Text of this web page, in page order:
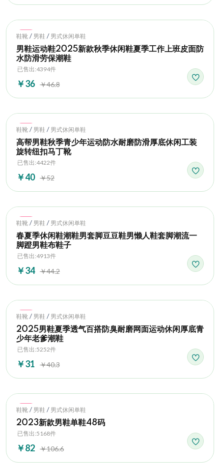
Hot
鞋靴 / 男鞋 / 男式休闲单鞋
男鞋运动鞋2025新款秋季休闲鞋夏季工作上班皮面防
水防滑劳保潮鞋
已售出:4394件
￥36 ￥46.8
Hot
鞋靴 / 男鞋 / 男式休闲单鞋
高帮男鞋秋季青少年运动防水耐磨防滑厚底休闲工装
旋转纽扣马丁靴
已售出:4422件
￥40 ￥52
Hot
鞋靴 / 男鞋 / 男式休闲单鞋
春夏季休闲鞋潮鞋男套脚豆豆鞋男懒人鞋套脚潮流一
脚蹬男鞋布鞋子
已售出:4913件
￥34 ￥44.2
Hot
鞋靴 / 男鞋 / 男式休闲单鞋
2025男鞋夏季透气百搭防臭耐磨网面运动休闲厚底青
少年老爹潮鞋
已售出:5252件
￥31 ￥40.3
Hot
鞋靴 / 男鞋 / 男式休闲单鞋
2023新款男鞋单鞋48码
已售出:5168件
￥82 ￥106.6